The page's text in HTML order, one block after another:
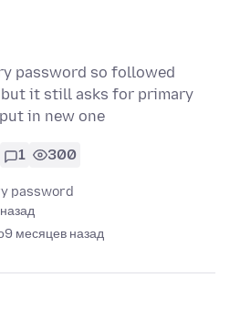
password so followed
it still asks for primary
in new one
1 300
password
9 месяцев назад